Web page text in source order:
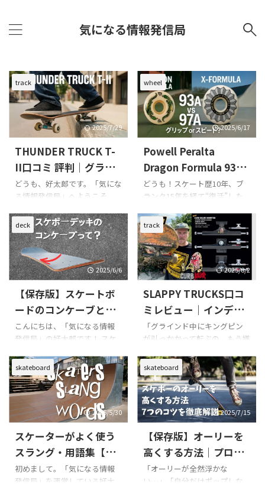
気になる情報発信局
track
2025/7/29
THUNDER TRUCK T-
II口コミ 評判｜グライ
ンドもターンも進化し
た理由とは？
どうも、好太郎です。「気にな
る情報発信局」へようこそ。
ンクは15年。若い頃は毎日の
ようにパーク通いしてました
が、気づけば50代。体力は確
かに落ちたけど、その分ギアに
はちょっとこだわりを持てる
ようになりました。 最近また
デッキに足を乗せるようにな
ってから、パーツ選びの奥深さ
ケーター界で注目度がグング
TRUCK（サンダー トラック）
T-II」について口コミや評判を
中心に掘り下げていきます。
サンダーといえば、クイック
なタ ...
wheel
2025/6/17
Powell Peralta
Dragon Formula 93A
BONES X‑Formula
97A 違い 比較｜グリッ
プ力と滑走性を徹底分
析
どうも！スケート歴10年、ブ
ランク15年を経て“復活”した
郎です。 若い頃は毎日のよう
にパークやストリートで滑って
たけど、今じゃ体力より関節の
調子が気になるお年頃。それ
でもスケート愛は変わらない
し、むしろギアにこだわる余
裕が出てきて、道具選びがマジ
で楽しい。 今回は、最近SNS
のウィール2種、Powell
BONES X‑Formula 97Aをガチ比
較！ どちらも“グリップ効くの
にスライドも軽快”と ...
deck
2025/6/6
【保存版】スケートボ
ードのコンケーブと
は？初心者が失敗しな
いおすすめの選び方
こんにちは、「気になる情報
発信局」の好太郎です！ スケ
の“おじさんスケーター”が、今
だからこそ楽しめるスケート
ライフを再スタートしまし
た。 今回は、スケートボード
を始めたい初心者さんや、昔
やってたけど「また滑りたいな
～」と思ってる人に向けて、デ
ッキの形状＝コンケーブについ
ます。 「コンケーブ」って聞
track
2025/8/2
SLAPPY TRUCKS口コ
ミレビュー｜インディ
より動く？引っかから
ない神トラックの実力
とは？
「グラインド中にキングピン
が引っかかって転ぶの、もう嫌
から生まれた注目のトラック
ブランドがSLAPPY
TRUCKS（スラッピートラッ
ク）です。 今回は、スケート
歴10年＆ブランク15年の筆者
が実際に使用して感じたレビ
ューを中心に、各モデルの特
徴、使い心地、他ブランドと
ターに合うのかを詳しく紹介
skateboard
2025/5/30
スケーターがよく使う
スラング・用語集【初
心者にもわかる意味解
説】
初めまして。「気になる情報
発信局」を運営している好太
skateboard
2025/7/15
【保存版】オーリーを
高くする方法｜プロも
実践！7つのコツを徹底
解説
「オーリーが全然浮かな
い…」「自分だけポップしな